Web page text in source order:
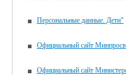
Персональные данные. Дети"
Официальный сайт
Официальный сайт